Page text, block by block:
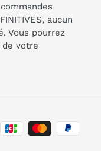
aucun
Vous pourrez
votre